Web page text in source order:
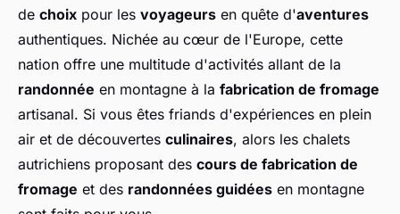
de choix pour les voyageurs en quête d'aventures
authentiques. Nichée au cœur de l'Europe, cette
nation offre une multitude d'activités allant de la
randonnée en montagne à la fabrication de fromage
artisanal. Si vous êtes friands d'expériences en plein
air et de découvertes culinaires, alors les chalets
autrichiens proposant des cours de fabrication de
fromage et des randonnées guidées en montagne